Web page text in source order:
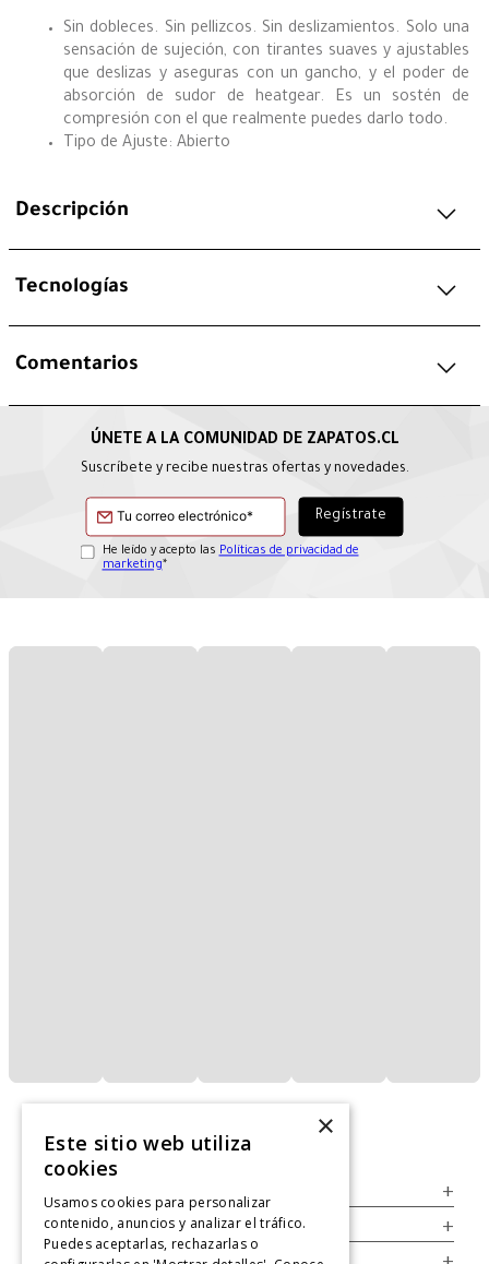
Sin dobleces. Sin pellizcos. Sin deslizamientos. Solo una
sensación de sujeción, con tirantes suaves y ajustables
que deslizas y aseguras con un gancho, y el poder de
absorción de sudor de heatgear. Es un sostén de
compresión con el que realmente puedes darlo todo.
Tipo de Ajuste: Abierto
Descripción
Tecnologías
Comentarios
Suscríbete y recibe nuestras ofertas y novedades.
He leído y acepto las Políticas de privacidad de
marketing*
+
Legal +
×
Este sitio web utiliza
cookies
Usamos cookies para personalizar
contenido, anuncios y analizar el tráfico.
Puedes aceptarlas, rechazarlas o